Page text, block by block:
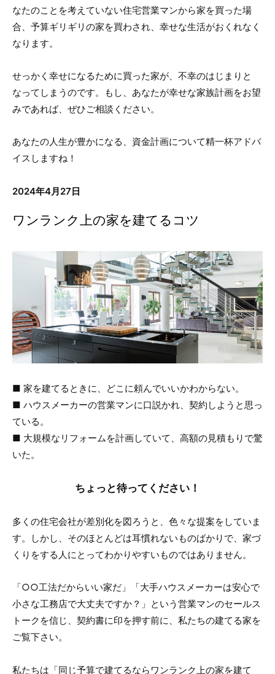
なたのことを考えていない住宅営業マンから家を買った場
合、予算ギリギリの家を買わされ、幸せな生活がおくれなく
なります。
せっかく幸せになるために買った家が、不幸のはじまりと
なってしまうのです。もし、あなたが幸せな家族計画をお望
みであれば、ぜひご相談ください。
あなたの人生が豊かになる、資金計画について精一杯アドバ
イスしますね！
2024年4月27日
ワンランク上の家を建てるコツ
■ 家を建てるときに、どこに頼んでいいかわからない。
■ ハウスメーカーの営業マンに口説かれ、契約しようと思っ
ている。
■ 大規模なリフォームを計画していて、高額の見積もりで驚
いた。
ちょっと待ってください！
多くの住宅会社が差別化を図ろうと、色々な提案をしていま
す。しかし、そのほとんどは耳慣れないものばかりで、家づ
くりをする人にとってわかりやすいものではありません。
「○○工法だからいい家だ」「大手ハウスメーカーは安心で
小さな工務店で大丈夫ですか？」という営業マンのセールス
トークを信じ、契約書に印を押す前に、私たちの建てる家を
ご覧下さい。
私たちは「同じ予算で建てるならワンランク上の家を建て